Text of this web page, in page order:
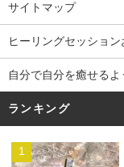
サイトマップ
ヒーリングセッショ
自分で自分を癒せる
ランキング
1